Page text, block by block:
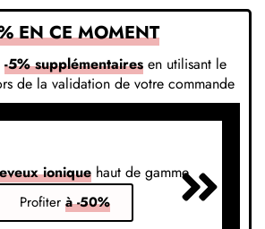
EN CE MOMENT
-5% supplémentairesen utilisant le
de la validation de votre commande
ionique haut de gamme
Profiter à -50%